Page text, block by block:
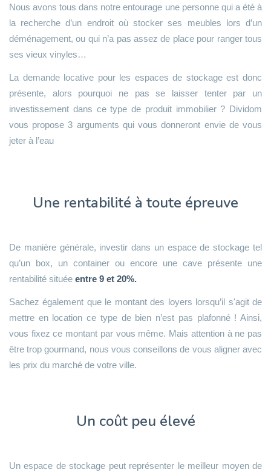
Nous avons tous dans notre entourage une personne qui a été à
la recherche d’un endroit où stocker ses meubles lors d’un
déménagement, ou qui n’a pas assez de place pour ranger tous
ses vieux vinyles…
La demande locative pour les espaces de stockage est donc
présente, alors pourquoi ne pas se laisser tenter par un
investissement dans ce type de produit immobilier ? Dividom
vous propose 3 arguments qui vous donneront envie de vous
jeter à l’eau
Une rentabilité à toute épreuve
De manière générale, investir dans un espace de stockage tel
qu’un box, un container ou encore une cave présente une
rentabilité située entre 9 et 20%.
Sachez également que le montant des loyers lorsqu’il s'agit de
mettre en location ce type de bien n’est pas plafonné ! Ainsi,
vous fixez ce montant par vous même. Mais attention à ne pas
être trop gourmand, nous vous conseillons de vous aligner avec
les prix du marché de votre ville.
Un coût peu élevé
Un espace de stockage peut représenter le meilleur moyen de